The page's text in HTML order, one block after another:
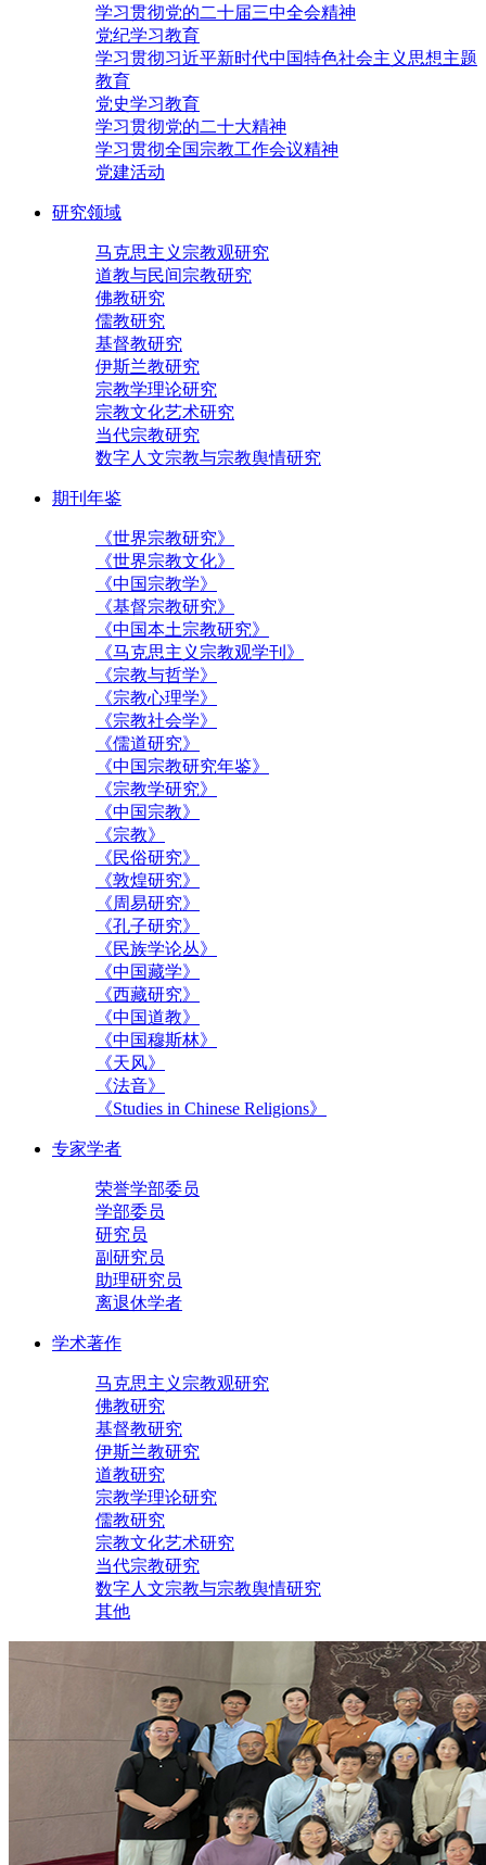
学习贯彻党的二十届三中全会精神
党纪学习教育
学习贯彻习近平新时代中国特色社会主义思想主题
教育
党史学习教育
学习贯彻党的二十大精神
学习贯彻全国宗教工作会议精神
党建活动
研究领域
马克思主义宗教观研究
道教与民间宗教研究
佛教研究
儒教研究
基督教研究
伊斯兰教研究
宗教学理论研究
宗教文化艺术研究
当代宗教研究
数字人文宗教与宗教舆情研究
期刊年鉴
《世界宗教研究》
《世界宗教文化》
《中国宗教学》
《基督宗教研究》
《中国本土宗教研究》
《马克思主义宗教观学刊》
《宗教与哲学》
《宗教心理学》
《宗教社会学》
《儒道研究》
《中国宗教研究年鉴》
《宗教学研究》
《中国宗教》
《宗教》
《民俗研究》
《敦煌研究》
《周易研究》
《孔子研究》
《民族学论丛》
《中国藏学》
《西藏研究》
《中国道教》
《中国穆斯林》
《天风》
《法音》
《Studies in Chinese Religions》
专家学者
荣誉学部委员
学部委员
研究员
副研究员
助理研究员
离退休学者
学术著作
马克思主义宗教观研究
佛教研究
基督教研究
伊斯兰教研究
道教研究
宗教学理论研究
儒教研究
宗教文化艺术研究
当代宗教研究
数字人文宗教与宗教舆情研究
其他